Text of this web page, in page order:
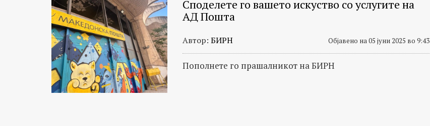
Споделете го вашето искуство со услугите на
АД Пошта
Автор: БИРН Објавено на 05 јуни 2025 во 9:43
Пополнете го прашалникот на БИРН